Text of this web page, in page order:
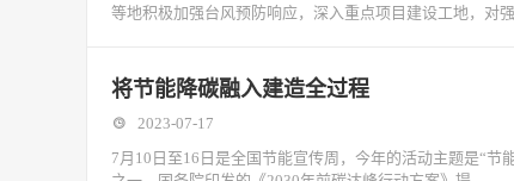
等地积极加强台风预防响应，深入重点项目建设工地，对
将节能降碳融入建造全过程
2023-07-17
7月10日至16日是全国节能宣传周，今年的活动主题是“